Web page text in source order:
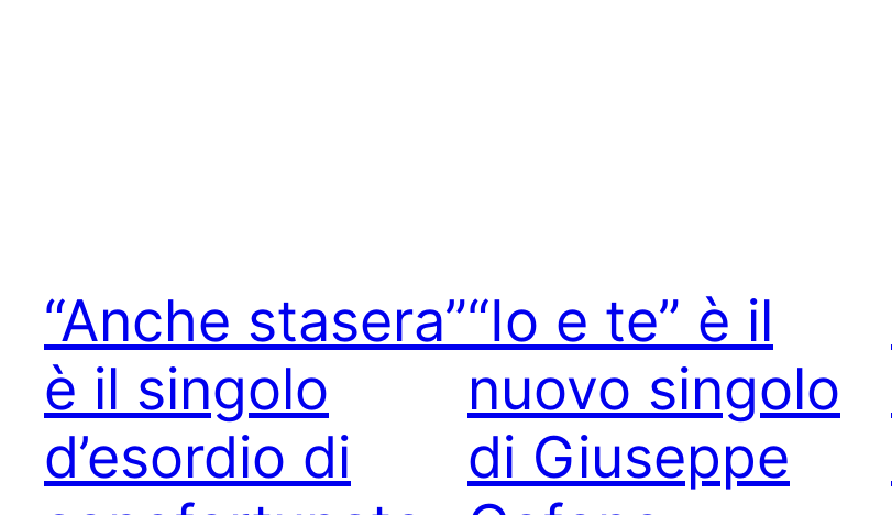
“Anche stasera”
è il singolo
d’esordio di
“Io e te” è il
nuovo singolo
di Giuseppe